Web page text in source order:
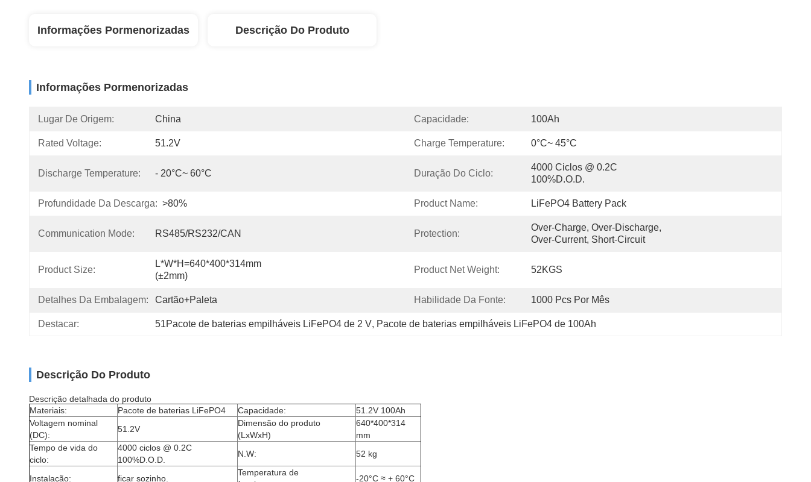
Informações Pormenorizadas Descrição Do Produto
Informações Pormenorizadas
Lugar De Origem: China Capacidade: 100Ah
Rated Voltage: 51.2V Charge Temperature: 0°C~ 45°C
Discharge Temperature: - 20°C~ 60°C Duração Do Ciclo:
4000 Ciclos @ 0.2C
100%D.O.D.
Profundidade Da Descarga: >80% Product Name: LiFePO4 Battery Pack
Communication Mode: RS485/RS232/CAN Protection:
Over-Charge, Over-Discharge,
Over-Current, Short-Circuit
Product Size:
L*W*H=640*400*314mm
(±2mm)
Product Net Weight: 52KGS
Detalhes Da Embalagem: Cartão+paleta Habilidade Da Fonte: 1000 Pcs Por Mês
Destacar: 51Pacote de baterias empilháveis LiFePO4 de 2 V, Pacote de baterias empilháveis LiFePO4 de 100Ah
Descrição Do Produto
Descrição detalhada do produto
Materiais:
Pacote de baterias LiFePO4 Capacidade:
51.2V 100Ah
Voltagem nominal
(DC):
51.2V
Dimensão do produto
(LxWxH)
640*400*314
mm
Tempo de vida do
ciclo:
4000 ciclos @ 0.2C
100%D.O.D.
N.W: 52 kg
Instalação: ficar sozinho.
Temperatura de
-20°C ≈ + 60°C